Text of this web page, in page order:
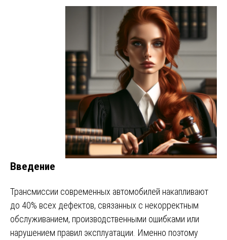
Введение
Трансмиссии современных автомобилей накапливают
до 40% всех дефектов, связанных с некорректным
обслуживанием, производственными ошибками или
нарушением правил эксплуатации. Именно поэтому